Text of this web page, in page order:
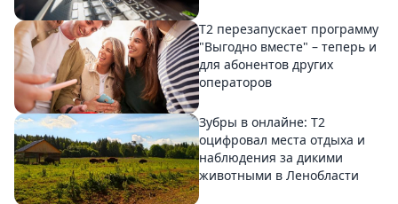
Т2 перезапускает программу
"Выгодно вместе" – теперь и
для абонентов других
операторов
Зубры в онлайне: Т2
оцифровал места отдыха и
наблюдения за дикими
животными в Ленобласти